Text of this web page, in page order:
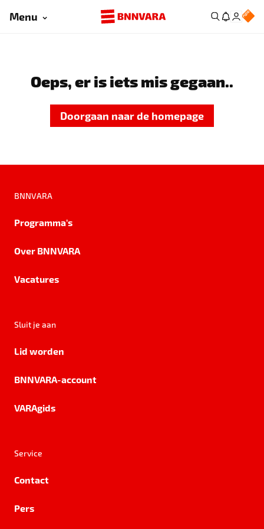
Menu
Oeps, er is iets mis gegaan..
Doorgaan naar de homepage
BNNVARA
Programma's
Over BNNVARA
Vacatures
Sluit je aan
Lid worden
BNNVARA-account
VARAgids
Service
Contact
Pers